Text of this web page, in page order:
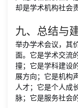
却是学术机构社会
九、总结与
举办学术会议，其
面。它是学术交流
撞；它是学科建设
展方向；它是机构
人才；它是个人成
脉；它是服务社会